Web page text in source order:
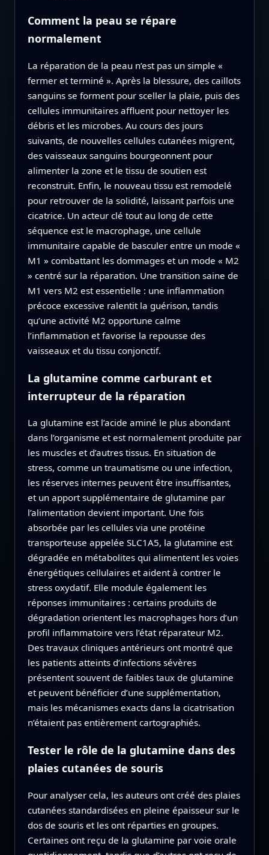
Comment la peau se répare
normalement
La réparation de la peau n’est pas un simple «
fermer et terminé ». Après la blessure, des caillots
sanguins se forment pour sceller la plaie, puis des
cellules immunitaires affluent pour nettoyer les
débris et les microbes. Au cours des jours
suivants, de nouvelles cellules cutanées migrent,
des vaisseaux sanguins bourgeonnent pour
alimenter la zone et le tissu de soutien est
reconstruit. Enfin, le nouveau tissu est remodelé
pour retrouver de la solidité, laissant parfois une
cicatrice. Un acteur clé tout au long de cette
séquence est le macrophage, une cellule
immunitaire capable de basculer entre un mode «
M1 » combattant les dommages et un mode « M2
» centré sur la réparation. Une transition saine de
M1 vers M2 est essentielle : une inflammation
précoce excessive ralentit la guérison, tandis
qu’une activité M2 opportune calme
l’inflammation et favorise la repousse des
vaisseaux et du tissu conjonctif.
La glutamine comme carburant et
interrupteur de la réparation
La glutamine est l’acide aminé le plus abondant
dans l’organisme et est normalement produite par
les muscles et d’autres tissus. En situation de
stress, comme un traumatisme ou une infection,
les réserves internes peuvent être insuffisantes,
et un apport supplémentaire de glutamine par
l’alimentation devient important. Une fois
absorbée par les cellules via une protéine
transporteuse appelée SLC1A5, la glutamine est
dégradée en métabolites qui alimentent les voies
énergétiques cellulaires et aident à contrer le
stress oxydatif. Elle module également les
réponses immunitaires : certains produits de
dégradation orientent les macrophages hors d’un
profil inflammatoire vers l’état réparateur M2.
Des travaux cliniques antérieurs ont montré que
les patients atteints d’infections sévères
présentent souvent de faibles taux de glutamine
et peuvent bénéficier d’une supplémentation,
mais les mécanismes exacts dans la cicatrisation
n’étaient pas entièrement cartographiés.
Tester le rôle de la glutamine dans des
plaies cutanées de souris
Pour analyser cela, les auteurs ont créé des plaies
cutanées standardisées en pleine épaisseur sur le
dos de souris et les ont réparties en groupes.
Certaines ont reçu de la glutamine par voie orale